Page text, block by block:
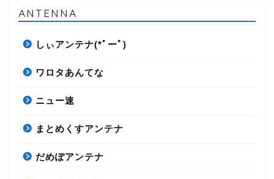
ANTENNA
しぃアンテナ(*ﾟーﾟ)
ワロタあんてな
ニュー速
まとめくすアンテナ
だめぽアンテナ